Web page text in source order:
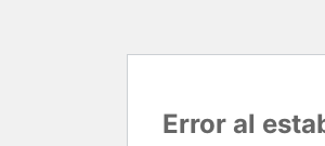
Error al